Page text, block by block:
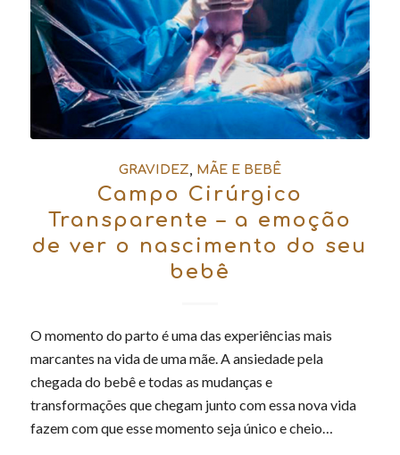
GRAVIDEZ MÃE E BEBÊ
Campo Cirúrgico
Transparente – a emoção
de ver o nascimento do seu
bebê
O momento do parto é uma das experiências mais
marcantes na vida de uma mãe. A ansiedade pela
chegada do bebê e todas as mudanças e
transformações que chegam junto com essa nova vida
fazem com que esse momento seja único e cheio…